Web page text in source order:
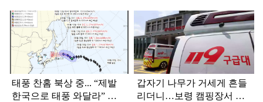
탑
라
인
태풍 찬홈 북상 중... “제발
한국으로 태풍 와달라” 말
갑자기 나무가 거세게 흔들
리더니…보령 캠핑장서 일